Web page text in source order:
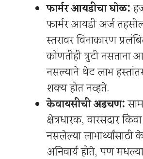
फार्मर आयडीचा घोळ:
फार्मर आयडी अर्ज
स्तरावर विनाकारण
कोणतीही त्रुटी नसताना
नसल्याने थेट लाभ
शक्य होत नव्हते.
केवायसीची अडचण:
क्षेत्रधारक, वारसदार
नसलेल्या
अनिवार्य होते, पण